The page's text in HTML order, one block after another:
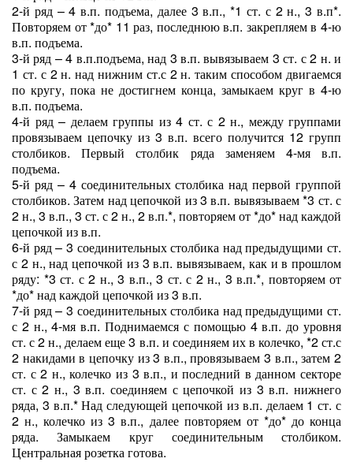
2-й ряд – 4 в.п. подъема, далее 3 в.п., *1 ст. с 2 н., 3 в.п*.
Повторяем от *до* 11 раз, последнюю в.п. закрепляем в 4-ю
в.п. подъема.
3-й ряд – 4 в.п.подъема, над 3 в.п. вывязываем 3 ст. с 2 н. и
1 ст. с 2 н. над нижним ст.с 2 н. таким способом двигаемся
по кругу, пока не достигнем конца, замыкаем круг в 4-ю
в.п. подъема.
4-й ряд – делаем группы из 4 ст. с 2 н., между группами
провязываем цепочку из 3 в.п. всего получится 12 групп
столбиков. Первый столбик ряда заменяем 4-мя в.п.
подъема.
5-й ряд – 4 соединительных столбика над первой группой
столбиков. Затем над цепочкой из 3 в.п. вывязываем *3 ст. с
2 н., 3 в.п., 3 ст. с 2 н., 2 в.п.*, повторяем от *до* над каждой
цепочкой из в.п.
6-й ряд – 3 соединительных столбика над предыдущими ст.
с 2 н., над цепочкой из 3 в.п. вывязываем, как и в прошлом
ряду: *3 ст. с 2 н., 3 в.п., 3 ст. с 2 н., 3 в.п.*, повторяем от
*до* над каждой цепочкой из 3 в.п.
7-й ряд – 3 соединительных столбика над предыдущими ст.
с 2 н., 4-мя в.п. Поднимаемся с помощью 4 в.п. до уровня
ст. с 2 н., делаем еще 3 в.п. и соединяем их в колечко, *2 ст.с
2 накидами в цепочку из 3 в.п., провязываем 3 в.п., затем 2
ст. с 2 н., колечко из 3 в.п., и последний в данном секторе
ст. с 2 н., 3 в.п. соединяем с цепочкой из 3 в.п. нижнего
ряда, 3 в.п.* Над следующей цепочкой из в.п. делаем 1 ст. с
2 н., колечко из 3 в.п., далее повторяем от *до* до конца
ряда. Замыкаем круг соединительным столбиком.
Центральная розетка готова.